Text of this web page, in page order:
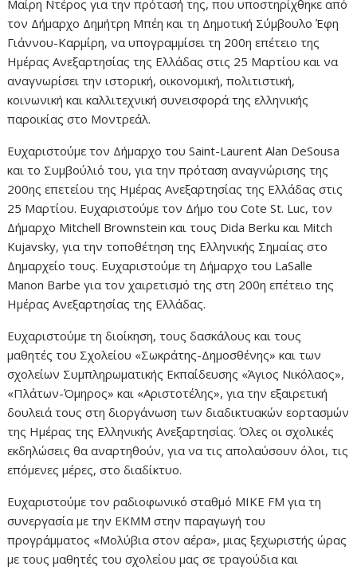
Μαίρη Ντέρος για την πρότασή της, που υποστηρίχθηκε από
τον Δήμαρχο Δημήτρη Μπέη και τη Δημοτική Σύμβουλο Έφη
Γιάννου-Καρμίρη, να υπογραμμίσει τη 200η επέτειο της
Ημέρας Ανεξαρτησίας της Ελλάδας στις 25 Μαρτίου και να
αναγνωρίσει την ιστορική, οικονομική, πολιτιστική,
κοινωνική και καλλιτεχνική συνεισφορά της ελληνικής
παροικίας στο Μοντρεάλ.
Ευχαριστούμε τον Δήμαρχο του Saint-Laurent Alan DeSousa
και το Συμβούλιό του, για την πρόταση αναγνώρισης της
200ης επετείου της Ημέρας Ανεξαρτησίας της Ελλάδας στις
25 Μαρτίου. Ευχαριστούμε τον Δήμο του Cote St. Luc, τον
Δήμαρχο Mitchell Brownstein και τους Dida Berku και Mitch
Kujavsky, για την τοποθέτηση της Ελληνικής Σημαίας στο
Δημαρχείο τους. Ευχαριστούμε τη Δήμαρχο του LaSalle
Manon Barbe για τον χαιρετισμό της στη 200η επέτειο της
Ημέρας Ανεξαρτησίας της Ελλάδας.
Ευχαριστούμε τη διοίκηση, τους δασκάλους και τους
μαθητές του Σχολείου «Σωκράτης-Δημοσθένης» και των
σχολείων Συμπληρωματικής Εκπαίδευσης «Άγιος Νικόλαος»,
«Πλάτων-Όμηρος» και «Αριστοτέλης», για την εξαιρετική
δουλειά τους στη διοργάνωση των διαδικτυακών εορτασμών
της Ημέρας της Ελληνικής Ανεξαρτησίας. Όλες οι σχολικές
εκδηλώσεις θα αναρτηθούν, για να τις απολαύσουν όλοι, τις
επόμενες μέρες, στο διαδίκτυο.
Ευχαριστούμε τον ραδιοφωνικό σταθμό MIKE FM για τη
συνεργασία με την ΕΚΜΜ στην παραγωγή του
προγράμματος «Μολύβια στον αέρα», μιας ξεχωριστής ώρας
με τους μαθητές του σχολείου μας σε τραγούδια και